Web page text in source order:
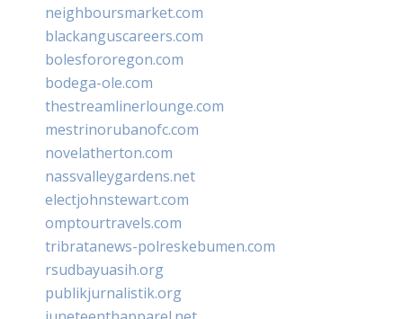
neighboursmarket.com
blackanguscareers.com
bolesfororegon.com
bodega-ole.com
thestreamlinerlounge.com
mestrinorubanofc.com
novelatherton.com
nassvalleygardens.net
electjohnstewart.com
omptourtravels.com
tribratanews-polreskebumen.com
rsudbayuasih.org
publikjurnalistik.org